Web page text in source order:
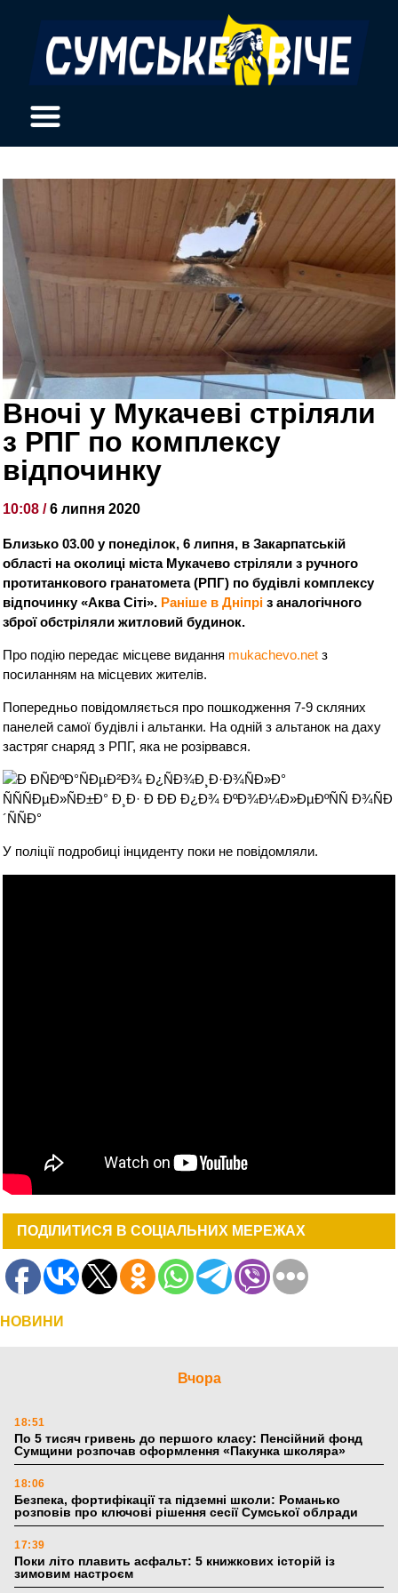
Вночі у Мукачеві стріляли
з РПГ по комплексу
відпочинку
10:08 /6 липня 2020
Близько 03.00 у понеділок, 6 липня, в Закарпатській
області на околиці міста Мукачево стріляли з ручного
протитанкового гранатомета (РПГ) по будівлі комплексу
відпочинку «Аква Сіті». Раніше в Дніпрі з аналогічного
зброї обстріляли житловий будинок.
Про подію передає місцеве видання mukachevo.net з
посиланням на місцевих жителів.
Попередньо повідомляється про пошкодження 7-9 скляних
панелей самої будівлі і альтанки. На одній з альтанок на даху
застряг снаряд з РПГ, яка не розірвався.
У поліції подробиці інциденту поки не повідомляли.
ПОДІЛИТИСЯ В СОЦІАЛЬНИХ МЕРЕЖАХ
НОВИНИ
Вчора
18:51
По 5 тисяч гривень до першого класу: Пенсійний фонд
Сумщини розпочав оформлення «Пакунка школяра»
18:06
Безпека, фортифікації та підземні школи: Романько
розповів про ключові рішення сесії Сумської облради
17:39
Поки літо плавить асфальт: 5 книжкових історій із
зимовим настроєм